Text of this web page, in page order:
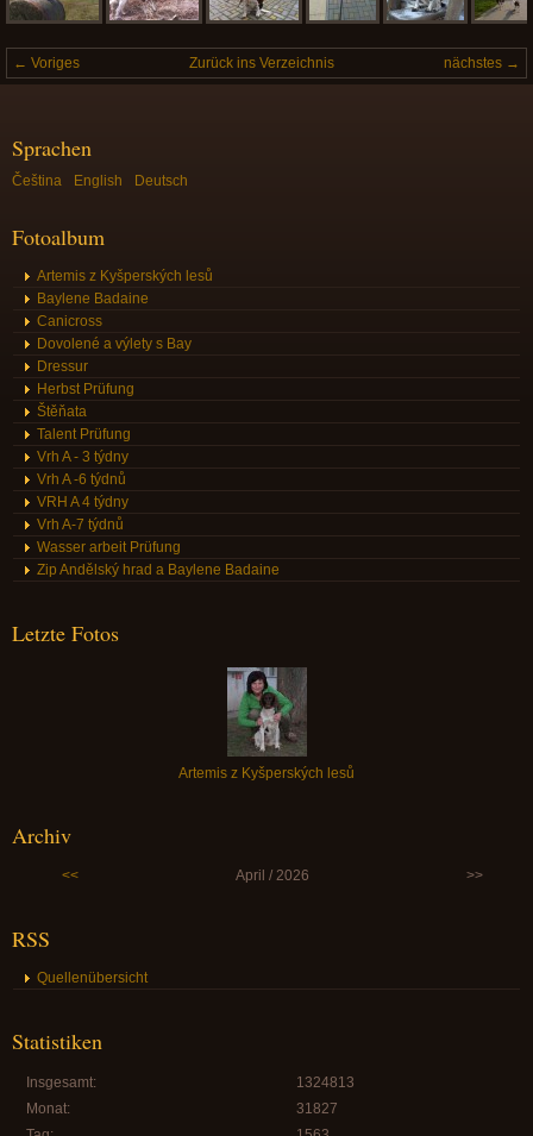
← Voriges nächstes →
Zurück ins Verzeichnis
Sprachen
Čeština English Deutsch
Fotoalbum
Artemis z Kyšperských lesů
Baylene Badaine
Canicross
Dovolené a výlety s Bay
Dressur
Herbst Prüfung
Štěňata
Talent Prüfung
Vrh A - 3 týdny
Vrh A -6 týdnů
VRH A 4 týdny
Vrh A-7 týdnů
Wasser arbeit Prüfung
Zip Andělský hrad a Baylene Badaine
Letzte Fotos
Artemis z Kyšperských lesů
Archiv
<< April / 2026 >>
RSS
Quellenübersicht
Statistiken
Insgesamt:
1324813
Monat:
31827